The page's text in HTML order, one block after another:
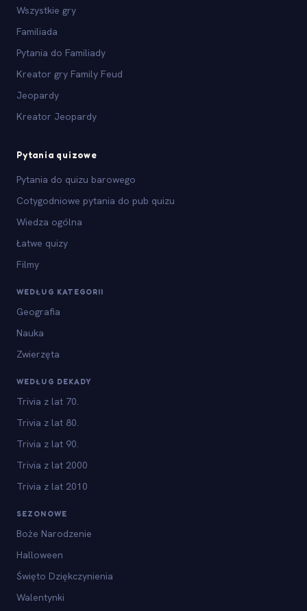
Wszystkie gry
Familiada
Pytania do Familiady
Kreator gry Family Feud
Jeopardy
Kreator Jeopardy
Pytania quizowe
Pytania do quizu barowego
Cotygodniowe pytania do pub quizu
Wiedza ogólna
Łatwe quizy
Filmy
WEDŁUG KATEGORII
Geografia
Nauka
Zwierzęta
WEDŁUG DEKADY
Trivia z lat 70.
Trivia z lat 80.
Trivia z lat 90.
Trivia z lat 2000
Trivia z lat 2010
SEZONOWE
Boże Narodzenie
Halloween
Święto Dziękczynienia
Walentynki